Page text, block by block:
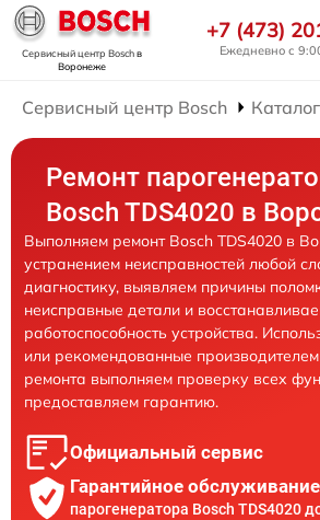
Сервисный центр Boschв
Воронеже
+7 (473)
Ежедневно с
Сервисный центр Bosch
Ремонт
Bosch TDS4020 в
Выполняем ремонт Bosch TDS4020 в
устранением неисправностей любой
диагностику, выявляем причины
неисправные детали и
работоспособность устройства.
или рекомендованные производителем
ремонта выполняем проверку всех
предоставляем гарантию.
Официальный сервис
Гарантийное обслуживание
парогенератора Bosch TDS4020